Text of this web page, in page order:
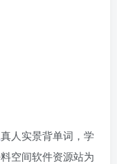
真人实景背单词，学
空间软件资源站为